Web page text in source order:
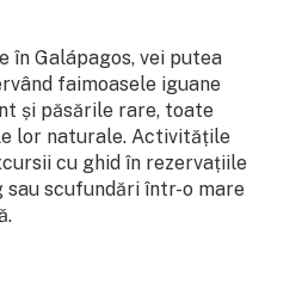
în Galápagos, vei putea
faimoasele iguane
și păsările rare, toate
lor naturale. Activitățile
cu ghid în rezervațiile
scufundări într-o mare